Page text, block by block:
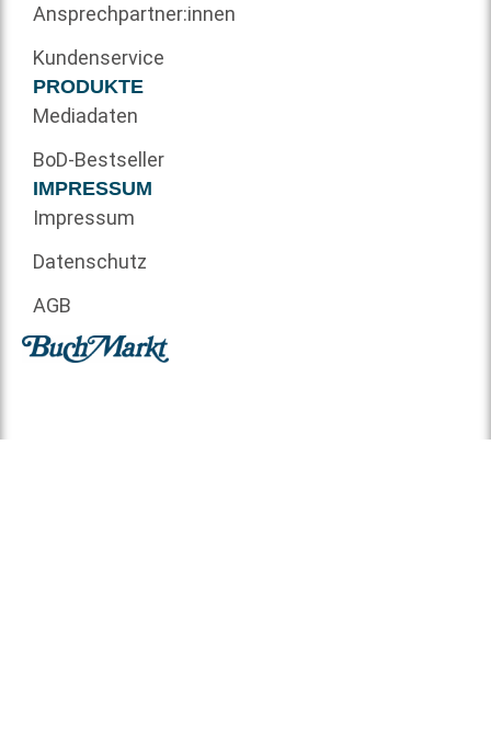
Ansprechpartner:innen
Kundenservice
PRODUKTE
Mediadaten
BoD-Bestseller
IMPRESSUM
Impressum
Datenschutz
AGB